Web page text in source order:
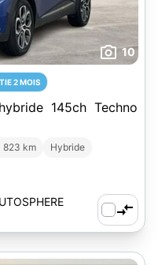
10
2 MOIS
145ch Techno
823 km
Hybride